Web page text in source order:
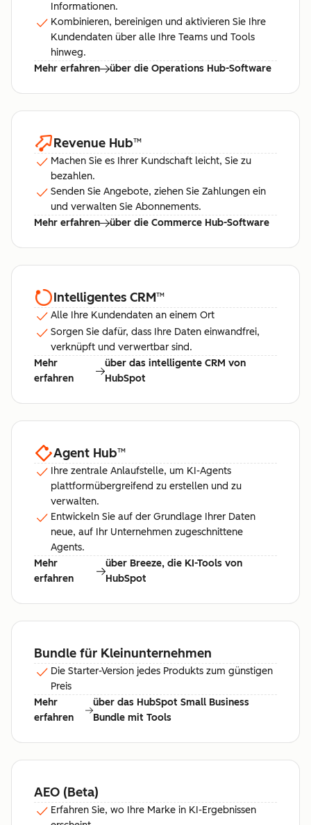
Informationen.
Kombinieren, bereinigen und aktivieren Sie Ihre
Kundendaten über alle Ihre Teams und Tools
hinweg.
Mehr erfahren
über die Operations Hub-Software
Revenue Hub™
Machen Sie es Ihrer Kundschaft leicht, Sie zu
bezahlen.
Senden Sie Angebote, ziehen Sie Zahlungen ein
und verwalten Sie Abonnements.
Mehr erfahren
über die Commerce Hub-Software
Intelligentes CRM™
Alle Ihre Kundendaten an einem Ort
Sorgen Sie dafür, dass Ihre Daten einwandfrei,
verknüpft und verwertbar sind.
Mehr
erfahren
über das intelligente CRM von
HubSpot
Agent Hub™
Ihre zentrale Anlaufstelle, um KI-Agents
plattformübergreifend zu erstellen und zu
verwalten.
Entwickeln Sie auf der Grundlage Ihrer Daten
neue, auf Ihr Unternehmen zugeschnittene
Agents.
Mehr
erfahren
über Breeze, die KI-Tools von
HubSpot
Bundle für Kleinunternehmen
Die Starter-Version jedes Produkts zum günstigen
Preis
Mehr
erfahren
über das HubSpot Small Business
Bundle mit Tools
AEO (Beta)
Erfahren Sie, wo Ihre Marke in KI-Ergebnissen